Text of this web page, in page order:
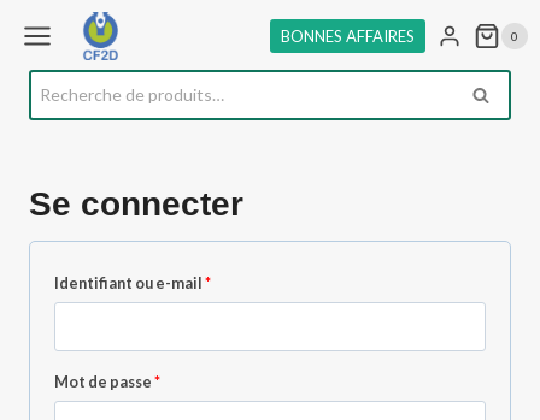
BONNES AFFAIRES 0
Recherche
pour :
Se connecter
Identifiant ou e-mail *O
l
Mot de passe *O